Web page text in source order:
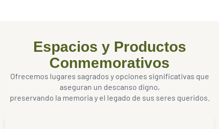
Espacios y Productos
Conmemorativos
Ofrecemos lugares sagrados y opciones significativas que
aseguran un descanso digno,
preservando la memoria y el legado de sus seres queridos.